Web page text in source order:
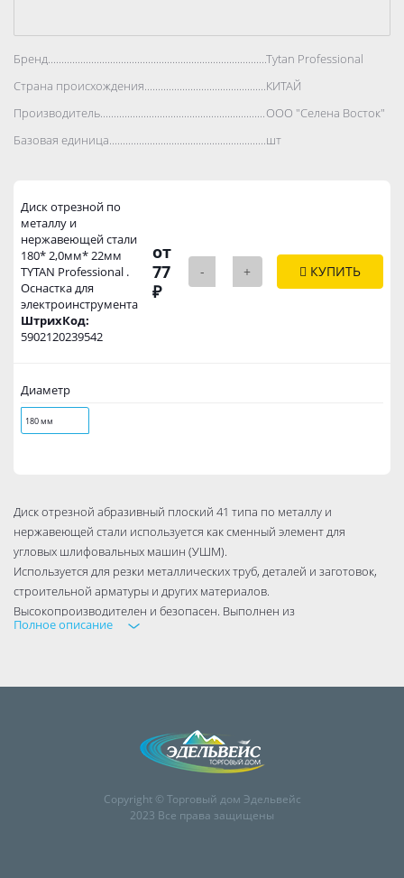
Бренд..................................................................................Tytan Professional
Страна происхождения..................................................................................
КИТАЙ
Производитель..................................................................................ООО "Селена Восток"
Базовая единица..................................................................................
шт
Диск отрезной по
металлу и
нержавеющей стали
180* 2,0мм* 22мм
TYTAN Professional .
Оснастка для
электроинструмента
ШтрихКод:
5902120239542
от
77
₽
- + КУПИТЬ
Диаметр
180 мм
Диск отрезной абразивный плоский 41 типа по металлу и
нержавеющей стали используется как сменный элемент для
угловых шлифовальных машин (УШМ).
Используется для резки металлических труб, деталей и заготовок,
строительной арматуры и других материалов.
Высокопроизводителен и безопасен. Выполнен из
электрокорундовых абразивных материалов с упрочняющими
Полное описание
Copyright © Торговый дом Эдельвейс
2023 Все права защищены